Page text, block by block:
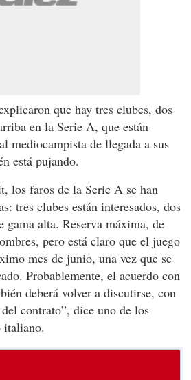
que hay tres clubes, dos
en la Serie A, que están
mediocampista de llegada a sus
está pujando.
los faros de la Serie A se han
tres clubes están interesados, dos
gama alta. Reserva máxima, de
pero está claro que el juego
mes de junio, una vez que se
Probablemente, el acuerdo con
deberá volver a discutirse, con
contrato”, dice uno de los
italiano.